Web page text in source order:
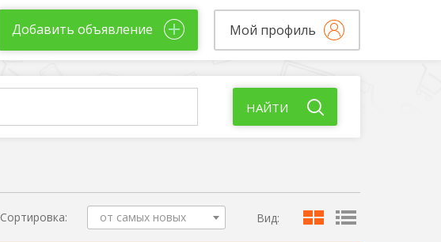
Добавить объявление Мой профиль
НАЙТИ
Сортировка: от самых новых Вид: